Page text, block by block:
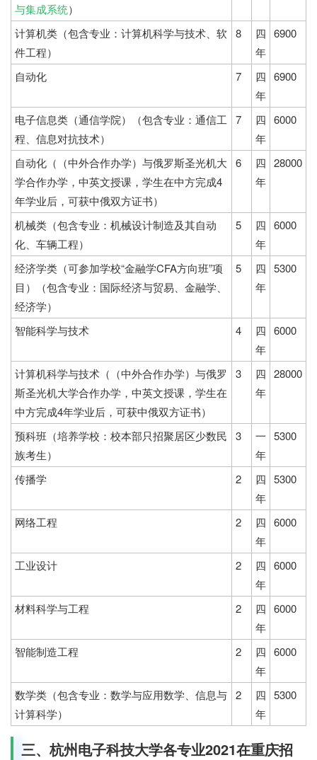
与集成系统）
计算机类（包含专业：计算机科学与技术、软
件工程）
8
四
年
6900
自动化 7
四
年
6900
电子信息类（通信学院）（包含专业：通信工
程、信息对抗技术）
7
四
年
6000
自动化（（中外合作办学）与俄罗斯圣光机大
学合作办学，中英文授课，学生在中方完成4
年学业后，可获中俄双方证书）
6
四
年
28000
机械类（包含专业：机械设计制造及其自动
化、车辆工程）
5
四
年
6000
经济学类（可参加学校“金融学CFA方向班”项
目）（包含专业：国际经济与贸易、金融学、
经济学）
5
四
年
5300
智能科学与技术 4
四
年
6000
计算机科学与技术（（中外合作办学）与俄罗
斯圣光机大学合作办学，中英文授课，学生在
中方完成4年学业后，可获中俄双方证书）
3
四
年
28000
预科班（培养学校：校本部只招聚居区少数民
族考生）
3
一
年
5300
传播学 2
四
年
5300
网络工程 2
四
年
6000
工业设计 2
四
年
6000
材料科学与工程 2
四
年
6000
智能制造工程 2
四
年
6000
数学类（包含专业：数学与应用数学、信息与
计算科学）
2
四
年
5300
三、杭州电子科技大学各专业2021在重庆招